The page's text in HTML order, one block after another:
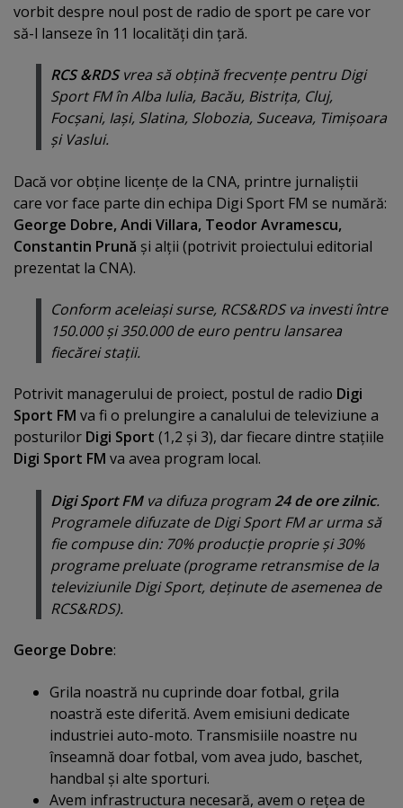
vorbit despre noul post de radio de sport pe care vor
să-l lanseze în 11 localităţi din ţară.
RCS &RDSvrea să obţină frecvenţe pentru Digi
Sport FM în Alba Iulia, Bacău, Bistriţa, Cluj,
Focşani, Iaşi, Slatina, Slobozia, Suceava, Timişoara
şi Vaslui.
Dacă vor obţine licenţe de la CNA, printre jurnaliştii
care vor face parte din echipa Digi Sport FM se numără:
George Dobre, Andi Villara, Teodor Avramescu,
Constantin Prună şi alţii (potrivit proiectului editorial
prezentat la CNA).
Conform aceleiaşi surse, RCS&RDS va investi între
150.000 şi 350.000 de euro pentru lansarea
fiecărei staţii.
Potrivit managerului de proiect, postul de radio Digi
Sport FM va fi o prelungire a canalului de televiziune a
posturilor Digi Sport (1,2 şi 3), dar fiecare dintre staţiile
Digi Sport FM va avea program local.
Digi Sport FMva difuza program 24 de ore zilnic.
Programele difuzate de Digi Sport FM ar urma să
fie compuse din: 70% producţie proprie şi 30%
programe preluate (programe retransmise de la
televiziunile Digi Sport, deţinute de asemenea de
RCS&RDS).
George Dobre:
Grila noastră nu cuprinde doar fotbal, grila
noastră este diferită. Avem emisiuni dedicate
industriei auto-moto. Transmisiile noastre nu
înseamnă doar fotbal, vom avea judo, baschet,
handbal şi alte sporturi.
Avem infrastructura necesară, avem o reţea de